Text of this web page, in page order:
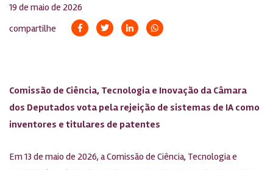
19 de maio de 2026
compartilhe
Comissão de Ciência, Tecnologia e Inovação da Câmara
dos Deputados vota pela rejeição de sistemas de IA como
inventores e titulares de patentes
Em 13 de maio de 2026, a Comissão de Ciência, Tecnologia e